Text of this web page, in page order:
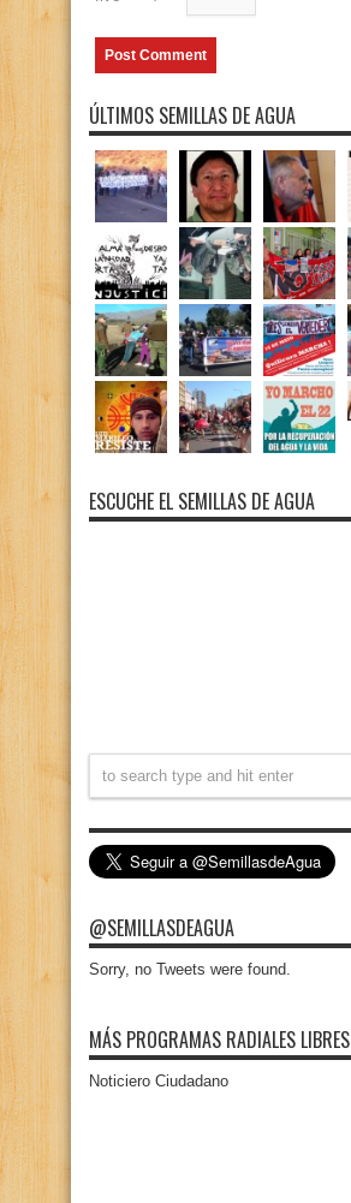
ÚLTIMOS SEMILLAS DE AGUA
ESCUCHE EL SEMILLAS DE AGUA
@SEMILLASDEAGUA
Sorry, no Tweets were found.
MÁS PROGRAMAS RADIALES LIBRES
Noticiero Ciudadano